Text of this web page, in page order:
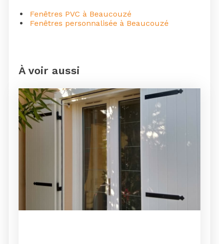
Fenêtres PVC à Beaucouzé
Fenêtres personnalisée à Beaucouzé
À voir aussi